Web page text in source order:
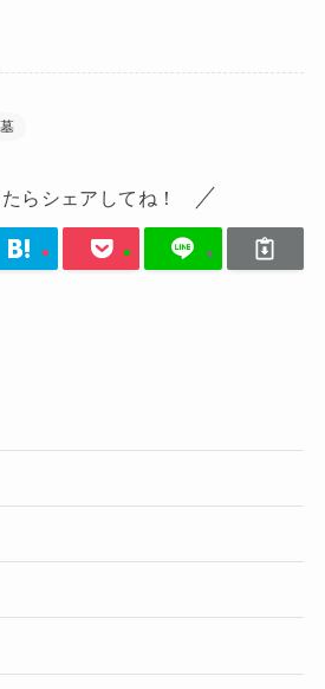
墓
らシェアしてね！